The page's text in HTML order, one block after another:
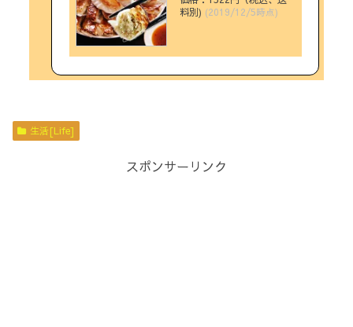
料別) (2019/12/5時点)
生活[Life]
スポンサーリンク